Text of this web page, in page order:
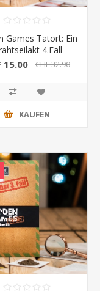
Games Tatort: Ein
4.Fall
15.00 CHF 32.90
KAUFEN